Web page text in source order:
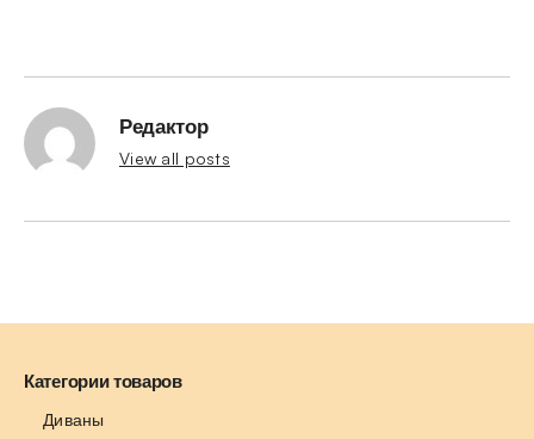
Редактор
View all posts
Категории товаров
Диваны